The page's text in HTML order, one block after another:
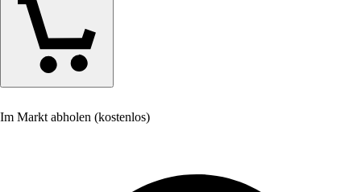
Im Markt abholen (kostenlos)